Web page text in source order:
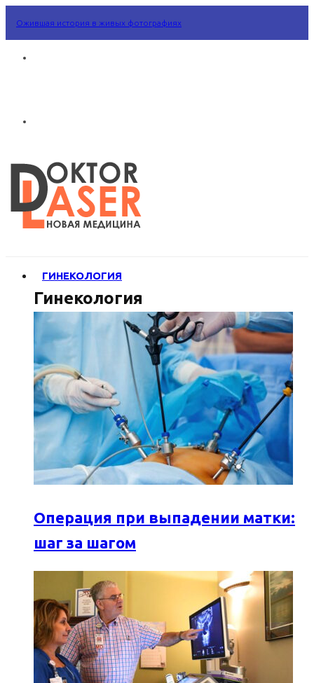
Ожившая история в живых фотографиях
ГИНЕКОЛОГИЯ
Гинекология
Операция при выпадении матки:
шаг за шагом